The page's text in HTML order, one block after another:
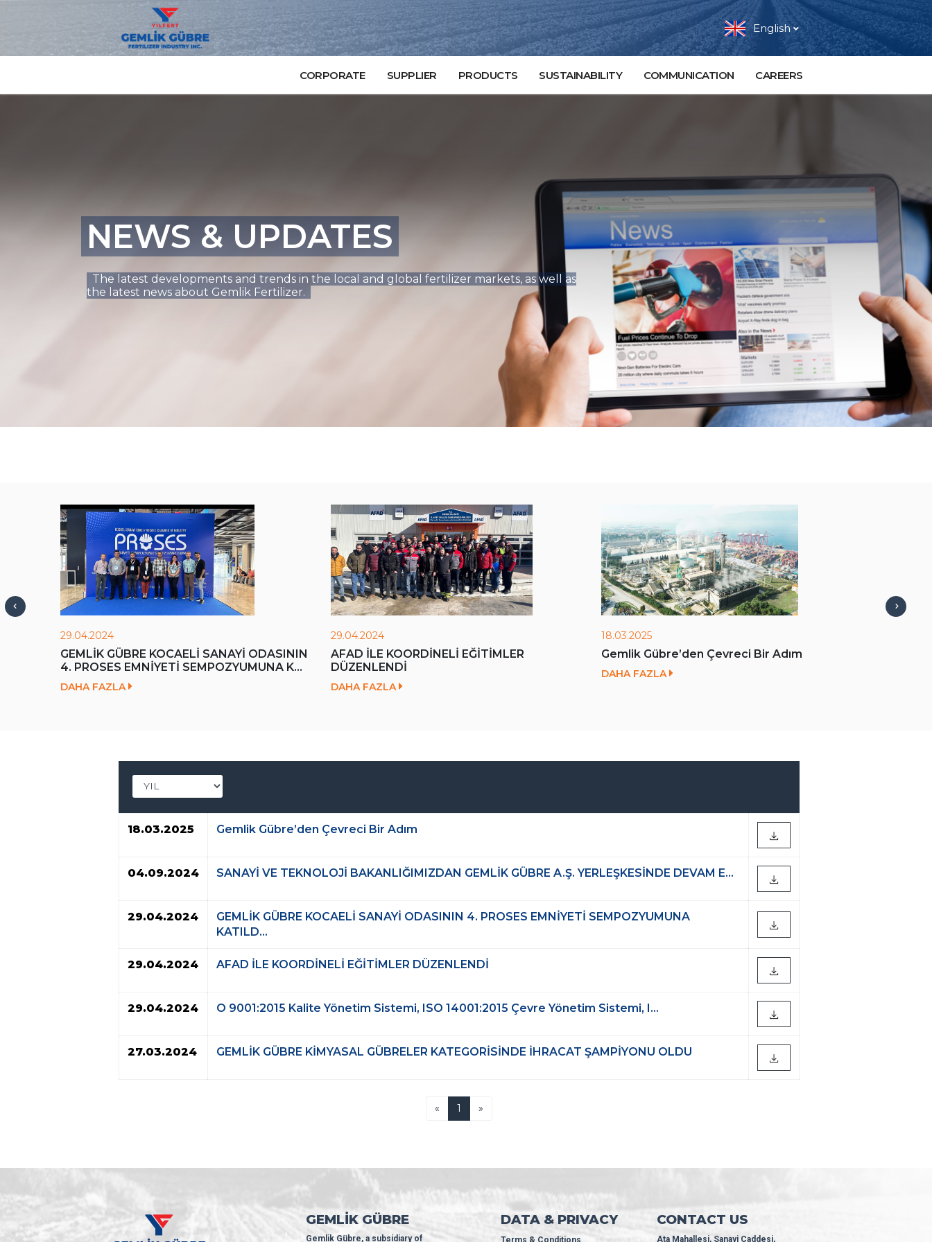
English
CORPORATE SUPPLIER PRODUCTS SUSTAINABILITY COMMUNICATION CAREERS
NEWS & UPDATES
The latest developments and trends in the local and global fertilizer markets, as well as
the latest news about Gemlik Fertilizer.
29.04.2024
GEMLİK GÜBRE KOCAELİ SANAYİ ODASININ
4. PROSES EMNİYETİ SEMPOZYUMUNA K...
DAHA FAZLA
29.04.2024
AFAD İLE KOORDİNELİ EĞİTİMLER
DÜZENLENDİ
DAHA FAZLA
18.03.2025
Gemlik Gübre’den Çevreci Bir Adım
DAHA FAZLA
18.03.2025 Gemlik Gübre’den Çevreci Bir Adım
04.09.2024 SANAYİ VE TEKNOLOJİ BAKANLIĞIMIZDAN GEMLİK GÜBRE A.Ş. YERLEŞKESİNDE DEVAM E...
29.04.2024
GEMLİK GÜBRE KOCAELİ SANAYİ ODASININ 4. PROSES EMNİYETİ SEMPOZYUMUNA
KATILD...
29.04.2024 AFAD İLE KOORDİNELİ EĞİTİMLER DÜZENLENDİ
29.04.2024 O 9001:2015 Kalite Yönetim Sistemi, ISO 14001:2015 Çevre Yönetim Sistemi, I...
27.03.2024 GEMLİK GÜBRE KİMYASAL GÜBRELER KATEGORİSİNDE İHRACAT ŞAMPİYONU OLDU
« Previous
1 »
GEMLİK GÜBRE
Gemlik Gübre, a subsidiary of
DATA & PRIVACY
Terms & Conditions
CONTACT US
Ata Mahallesi, Sanayi Caddesi,